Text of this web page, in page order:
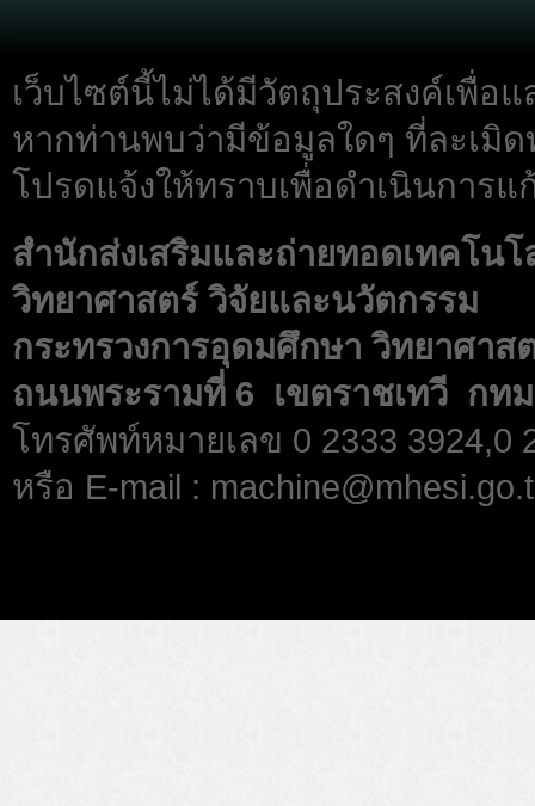
เว็บไซต์นี้ไม่ได้มีวัตถุประสงค์เพื่อแ
หากท่านพบว่ามีข้อมูลใดๆ ที่ละเมิ
โปรดแจ้งให้ทราบเพื่อดำเนินการ
สำนักส่งเสริมและถ่ายทอดเทคโน
วิทยาศาสตร์ วิจัยและนวัตกรรม
กระทรวงการอุดมศึกษา วิทยาศาส
ถนนพระรามที่ 6 เขตราชเทวี กทม
โทรศัพท์หมายเลข 0 2333 3924,0
หรือ E-mail :